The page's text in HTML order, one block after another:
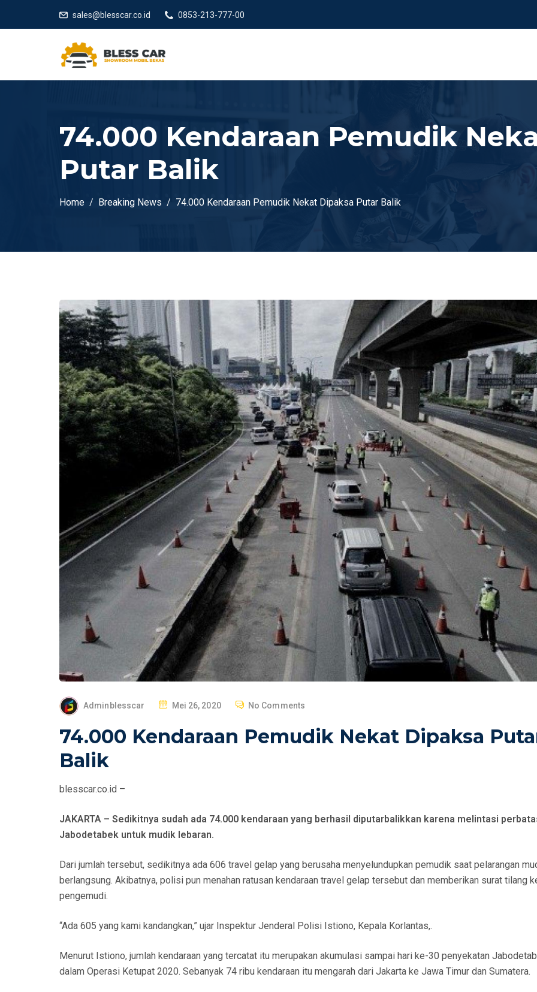
sales@blesscar.co.id 0853-213-777-00
74.000 Kendaraan Pemudik
Putar Balik
Home Breaking News 74.000 Kendaraan Pemudik Nekat Dipaksa Putar Balik
Adminblesscar
P
S
Mei 26, 2020 No Comments
74.000 Kendaraan Pemudik Nekat Dipaksa
Balik
blesscar.co.id –
JAKARTA – Sedikitnya sudah ada 74.000 kendaraan yang berhasil diputarbalikkan karena melintasi
Jabodetabek untuk mudik lebaran.
Dari jumlah tersebut, sedikitnya ada 606 travel gelap yang berusaha menyelundupkan pemudik saat pelarangan
berlangsung. Akibatnya, polisi pun menahan ratusan kendaraan travel gelap tersebut dan memberikan surat tilang
pengemudi.
“Ada 605 yang kami kandangkan,” ujar Inspektur Jenderal Polisi Istiono, Kepala Korlantas,.
Menurut Istiono, jumlah kendaraan yang tercatat itu merupakan akumulasi sampai hari ke-30 penyekatan
dalam Operasi Ketupat 2020. Sebanyak 74 ribu kendaraan itu mengarah dari Jakarta ke Jawa Timur dan Sumatera.